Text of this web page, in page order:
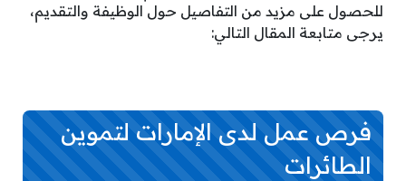
للحصول على مزيد من التفاصيل حول الوظيفة والتقديم،
يرجى متابعة المقال التالي:
فرص عمل لدى الإمارات لتموين
الطائرات